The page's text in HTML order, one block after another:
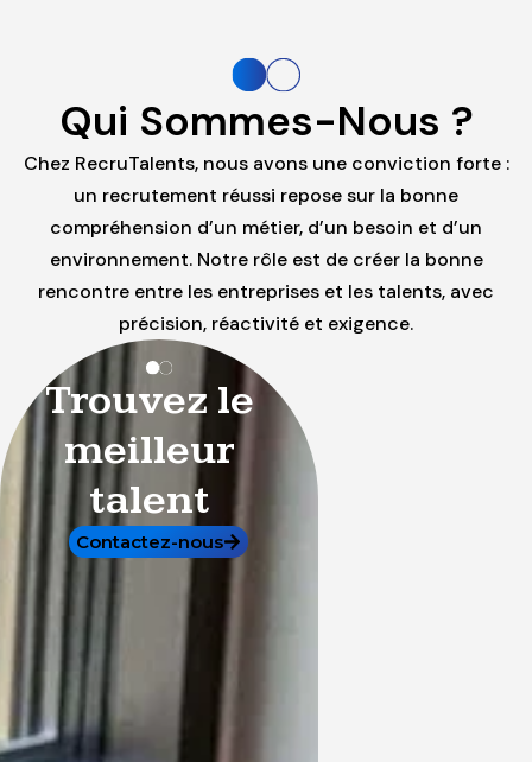
Qui Sommes-Nous ?
Chez RecruTalents, nous avons une conviction forte :
un recrutement réussi repose sur la bonne
compréhension d’un métier, d’un besoin et d’un
environnement. Notre rôle est de créer la bonne
rencontre entre les entreprises et les talents, avec
précision, réactivité et exigence.
Trouvez le
meilleur
talent
Contactez-nous